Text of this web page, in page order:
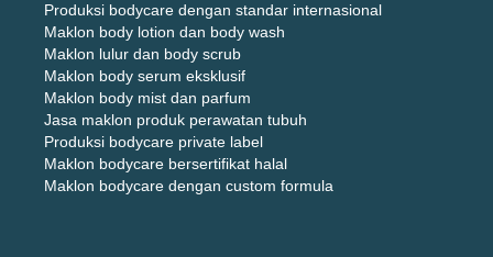
Produksi bodycare dengan standar internasional
Maklon body lotion dan body wash
Maklon lulur dan body scrub
Maklon body serum eksklusif
Maklon body mist dan parfum
Jasa maklon produk perawatan tubuh
Produksi bodycare private label
Maklon bodycare bersertifikat halal
Maklon bodycare dengan custom formula